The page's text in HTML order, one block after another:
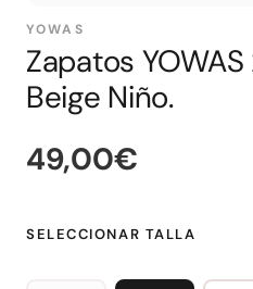
YOWAS
Zapatos
Beige Niño.
49,00€
SELECCIONAR TALLA